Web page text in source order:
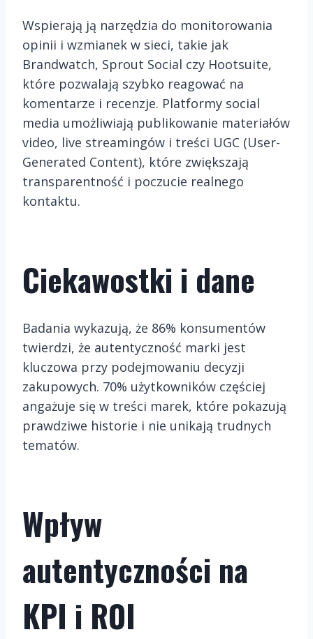
Wspierają ją narzędzia do monitorowania
opinii i wzmianek w sieci, takie jak
Brandwatch, Sprout Social czy Hootsuite,
które pozwalają szybko reagować na
komentarze i recenzje. Platformy social
media umożliwiają publikowanie materiałów
video, live streamingów i treści UGC (User-
Generated Content), które zwiększają
transparentność i poczucie realnego
kontaktu.
Ciekawostki i dane
Badania wykazują, że 86% konsumentów
twierdzi, że autentyczność marki jest
kluczowa przy podejmowaniu decyzji
zakupowych. 70% użytkowników częściej
angażuje się w treści marek, które pokazują
prawdziwe historie i nie unikają trudnych
tematów.
Wpływ
autentyczności na
KPI i ROI